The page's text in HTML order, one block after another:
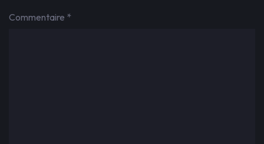
Commentaire *